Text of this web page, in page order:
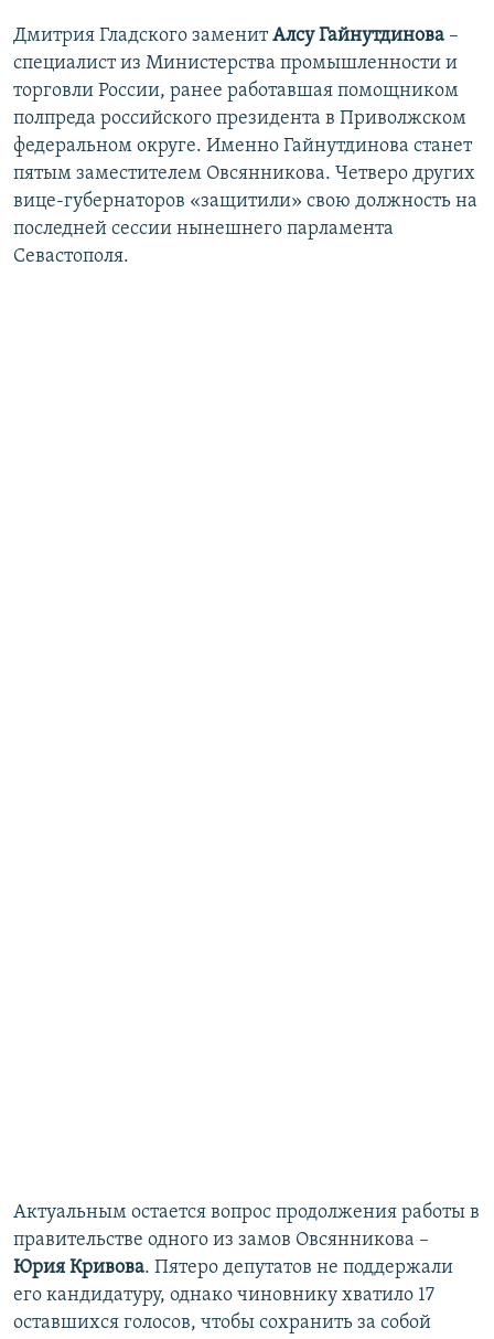
Дмитрия Гладского заменитАлсу Гайнутдинова –
специалист из Министерства промышленности и
торговли России, ранее работавшая помощником
полпреда российского президента в Приволжском
федеральном округе. Именно Гайнутдинова станет
пятым заместителем Овсянникова. Четверо других
вице-губернаторов «защитили» свою должность на
последней сессии нынешнего парламента
Севастополя.
Актуальным остается вопрос продолжения работы в
правительстве одного из замов Овсянникова –
Юрия Кривова. Пятеро депутатов не поддержали
его кандидатуру, однако чиновнику хватило 17
оставшихся голосов, чтобы сохранить за собой